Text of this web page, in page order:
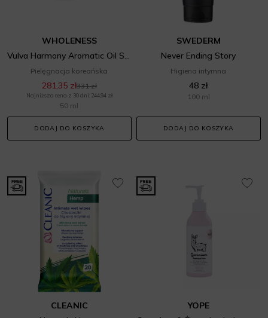
WHOLENESS
Vulva Harmony Aromatic Oil Serum
Pielęgnacja koreańska
281,35 zł331 zł
Najniższa cena z 30 dni: 244,94 zł
50 ml
DODAJ DO KOSZYKA
SWEDERM
Never Ending Story
Higiena intymna
48 zł
100 ml
DODAJ DO KOSZYKA
CLEANIC
YOPE